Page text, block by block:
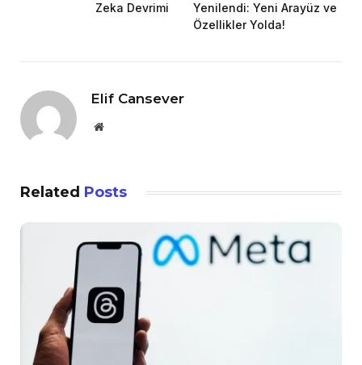
Zeka Devrimi
Yenilendi: Yeni Arayüz ve
Özellikler Yolda!
Elif Cansever
Website
Related Posts